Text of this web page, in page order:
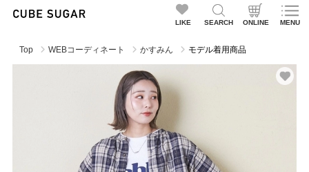
LIKE SEARCH ONLINE MENU
Top WEBコーディネート かすみん モデル着用商品